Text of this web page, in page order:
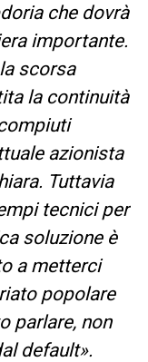
che dovrà
importante.
scorsa
la continuità
azionista
Tuttavia
tecnici per
soluzione è
a metterci
popolare
parlare, non
default».